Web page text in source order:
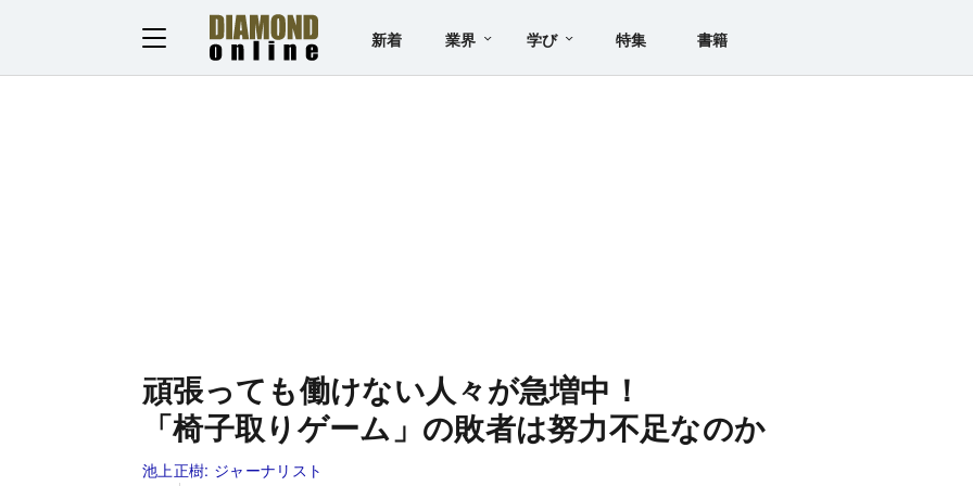
新着 業界 学び 特集 書籍
頑張っても働けない人々が急増中！
「椅子取りゲーム」の敗者は努力不足なのか
池上正樹: ジャーナリスト